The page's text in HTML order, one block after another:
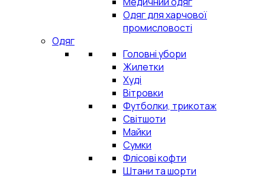
Одяг для харчової
промисловості
Одяг
Головні убори
Жилетки
Худі
Вітровки
Футболки, трикотаж
Світшоти
Майки
Сумки
Флісові кофти
Штани та шорти